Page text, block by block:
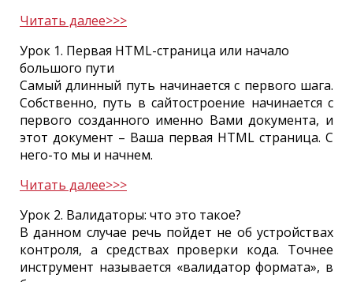
Читать далее>>>
Урок 1. Первая HTML-страница или начало
большого пути
Самый длинный путь начинается с первого шага.
Собственно, путь в сайтостроение начинается с
первого созданного именно Вами документа, и
этот документ – Ваша первая HTML страница. С
него-то мы и начнем.
Читать далее>>>
Урок 2. Валидаторы: что это такое?
В данном случае речь пойдет не об устройствах
контроля, а средствах проверки кода. Точнее
инструмент называется «валидатор формата», в